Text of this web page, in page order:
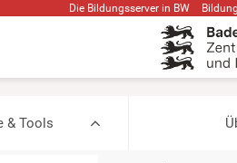
Die Bildungsserver in BW
& Tools